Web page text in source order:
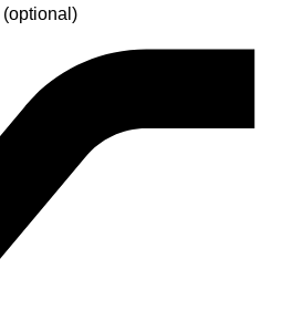
(optional)